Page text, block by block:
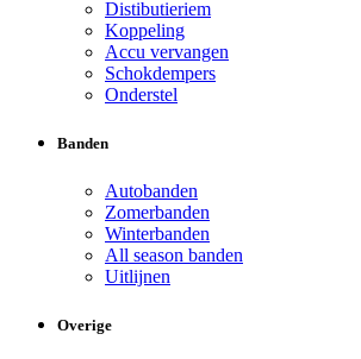
Distibutieriem
Koppeling
Accu vervangen
Schokdempers
Onderstel
Banden
Autobanden
Zomerbanden
Winterbanden
All season banden
Uitlijnen
Overige